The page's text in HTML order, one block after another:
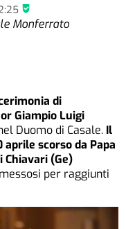
Monferrato
di
Giampio Luigi
Duomo di Casale. Il
scorso da Papa
Chiavari (Ge)
per raggiunti